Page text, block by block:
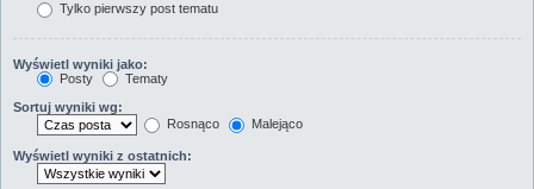
Tylko pierwszy post tematu
Wyświetl wyniki jako:
Posty
Tematy
Sortuj wyniki wg:
Rosnąco
Malejąco
Wyświetl wyniki z ostatnich: